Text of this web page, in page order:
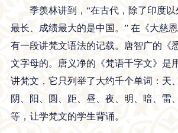
季羡林讲到，“在古代，除了印度
最长、成绩最大的是中国。” 在《大慈
有一段讲梵文语法的记载。唐智广的《
文字母的。唐义净的《梵语千字文》是
讲梵文，它只列举了大约千个单词：天
阴、阳、圆、距、昼、夜、明、暗、雷
等，让学梵文的学生背诵。